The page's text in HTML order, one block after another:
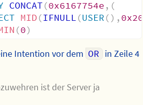
CONCAT (0x6167754e , (
MID (IFNULL (USER () , 0x20
(0)
Intention vor dem OR in Zeile 4
ist der Server ja